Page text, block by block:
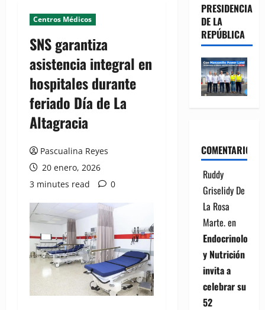
Centros Médicos
SNS garantiza
asistencia integral en
hospitales durante
feriado Día de La
Altagracia
Pascualina Reyes
20 enero, 2026
3 minutes read
0
PRESIDENCIA
DE LA
REPÚBLICA
COMENTARIOS
Ruddy
Griselidy De
La Rosa
Marte.en
Endocrinología
y Nutrición
invita a
celebrar su
52